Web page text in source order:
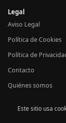
Legal
Aviso Legal
Política de Cookies
Política de
Contacto
Quiénes somos
Este sitio usa